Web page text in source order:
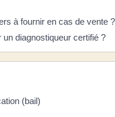
à fournir en cas de vente ?
diagnostiqueur certifié ?
(bail)